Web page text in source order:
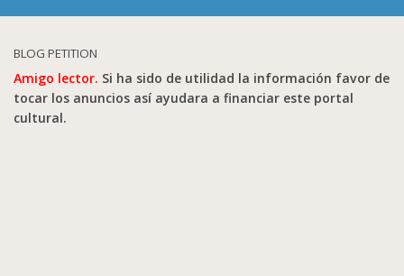
BLOG PETITION
Amigo lector. Si ha sido de utilidad la información favor de
tocar los anuncios así ayudara a financiar este portal
cultural.